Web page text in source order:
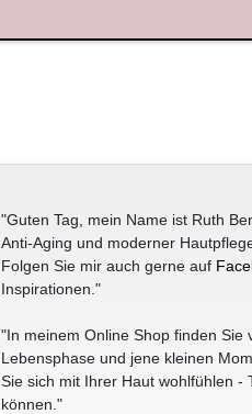
"Guten Tag, mein Name ist Ruth
Anti-Aging und moderner
Folgen Sie mir auch gerne auf
Inspirationen."
"In meinem Online Shop finden Sie
Lebensphase und jene kleinen
Sie sich mit Ihrer Haut wohlfühlen -
können."